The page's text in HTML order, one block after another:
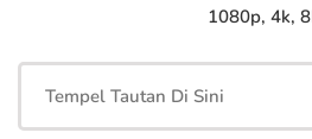
1080p, 4k,